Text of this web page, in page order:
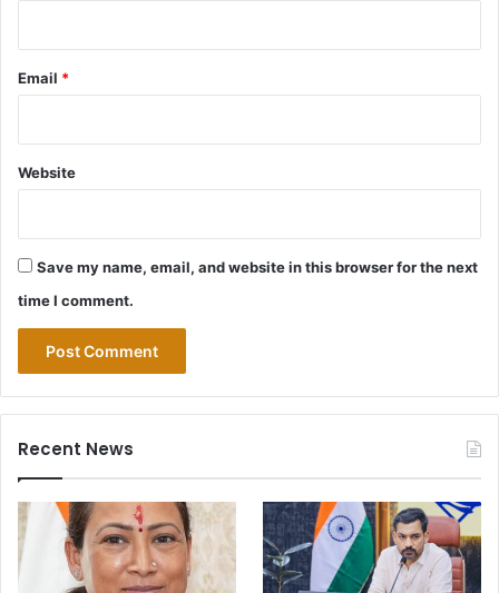
Email *
Website
Save my name, email, and website in this browser for the next
time I comment.
Recent News